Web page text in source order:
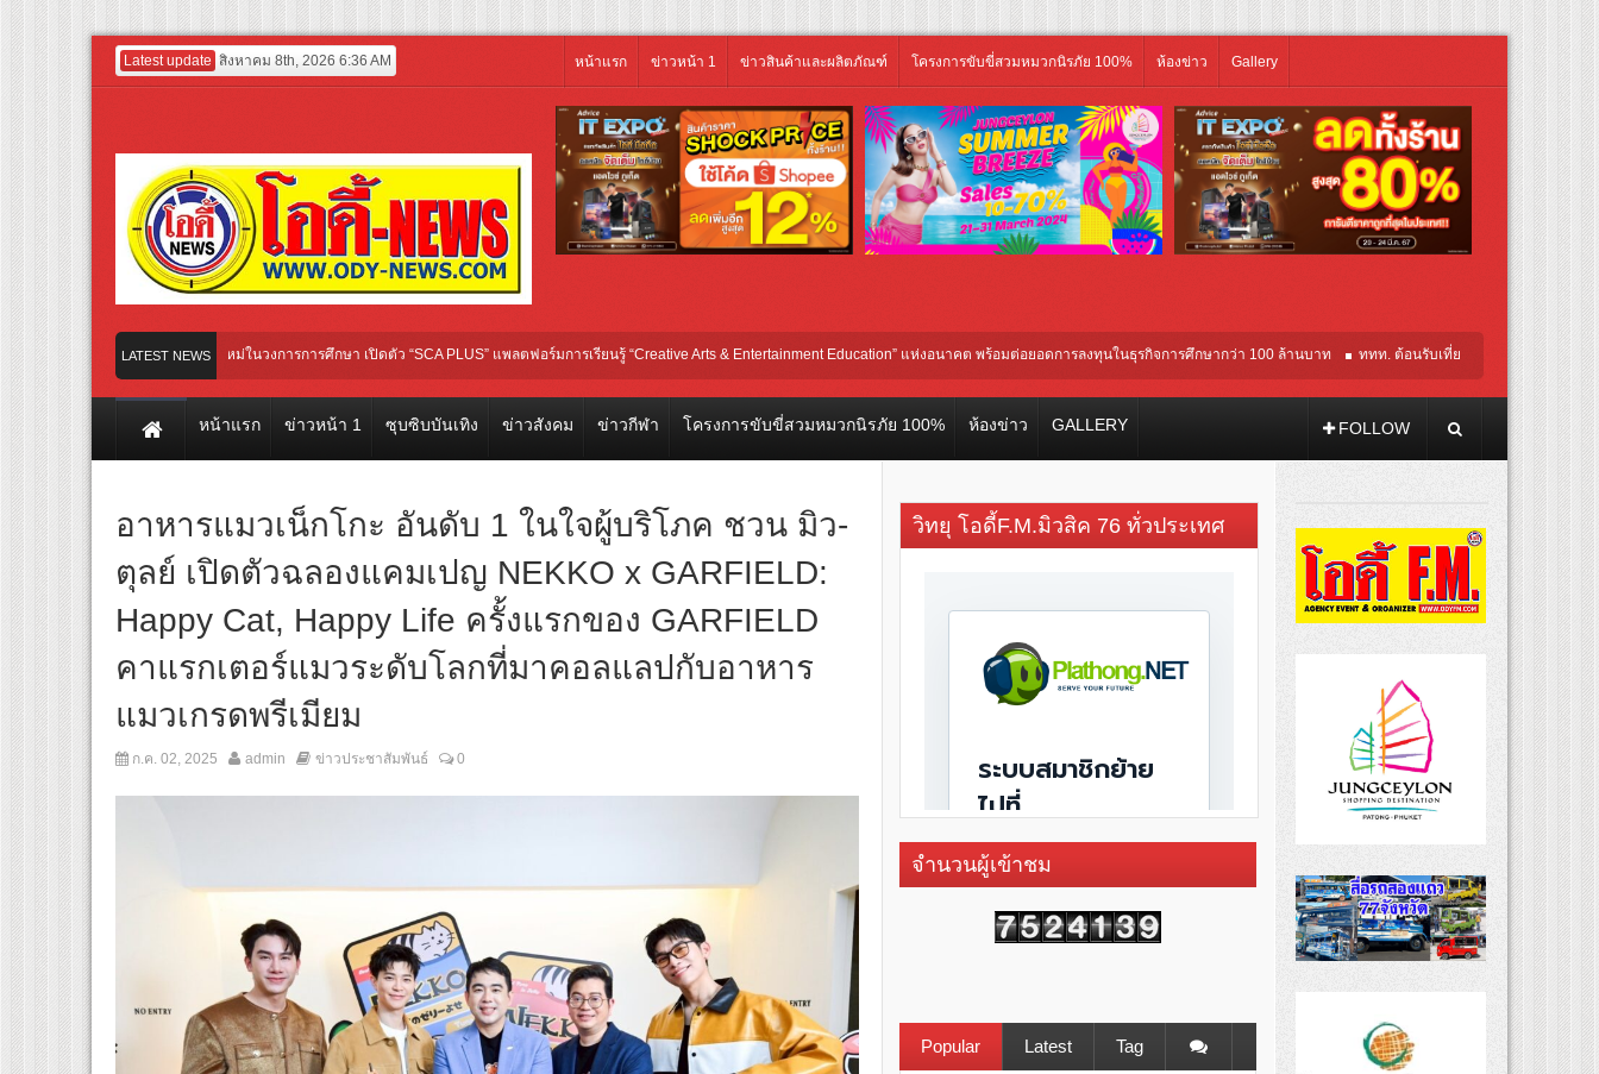
Latest update สิงหาคม 8th, 2026 6:36 AM หน้าแรก ข่าวหน้า 1 ข่าวสินค้าและผลิตภัณฑ์ โครงการขับขี่สวมหมวกนิรภัย 100% ห้องข่าว Gallery
LATEST NEWS
GROUP เปิดเกมใหม่ในวงการการศึกษา เปิดตัว “SCA PLUS” แพลตฟอร์มการเรียนรู้ “Creative Arts & Entertainment Education” แห่งอนาคต พร้อมต่อยอดการลงทุนในธุรกิจการศึกษากว่า 100 ล้านบาท ททท. ต้อนรับเที่ยวบินปฐมฤกษ์สายการบิน
ชื่น ชวน “ญาญ่า” ปลุกกระแส ผิวโชกุ ผิวโชว์ได้ ตอบโจทย์คนรุ่นใหม่
หน้าแรก ข่าวหน้า 1 ซุบซิบบันเทิง ข่าวสังคม ข่าวกีฬา โครงการขับขี่สวมหมวกนิรภัย 100% ห้องข่าว GALLERY FOLLOW
อาหารแมวเน็กโกะ อันดับ 1 ในใจผู้บริโภค ชวน มิว-
ตุลย์ เปิดตัวฉลองแคมเปญ NEKKO x GARFIELD:
Happy Cat, Happy Life ครั้งแรกของ GARFIELD
คาแรกเตอร์แมวระดับโลกที่มาคอลแลปกับอาหาร
แมวเกรดพรีเมียม
ก.ค. 02, 2025 admin ข่าวประชาสัมพันธ์ 0
วิทยุ โอดี้F.M.มิวสิค 76 ทั่วประเทศ
จำนวนผู้เข้าชม
Popular Latest Tag